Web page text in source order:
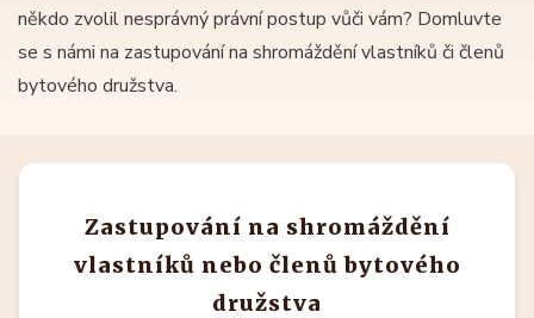
někdo zvolil nesprávný právní postup vůči vám? Domluvte
se s námi na zastupování na shromáždění vlastníků či členů
bytového družstva.
Zastupování na shromáždění
vlastníků nebo členů bytového
družstva